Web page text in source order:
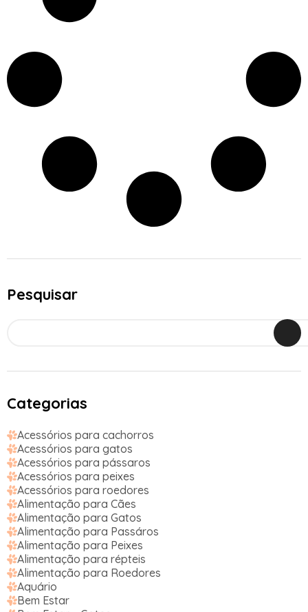
Pesquisar
Categorias
Acessórios para cachorros
Acessórios para gatos
Acessórios para pássaros
Acessórios para peixes
Acessórios para roedores
Alimentação para Cães
Alimentação para Gatos
Alimentação para Passáros
Alimentação para Peixes
Alimentação para répteis
Alimentação para Roedores
Aquário
Bem Estar